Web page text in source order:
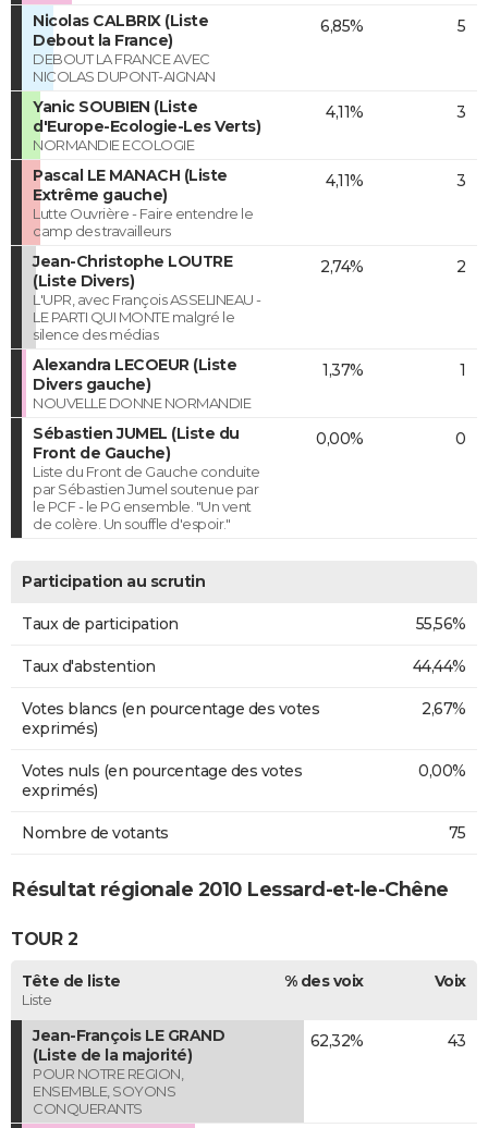
Nicolas CALBRIX (Liste
Debout la France)
DEBOUT LA FRANCE AVEC
NICOLAS DUPONT-AIGNAN
6,85% 5
Yanic SOUBIEN (Liste
d'Europe-Ecologie-Les Verts)
NORMANDIE ECOLOGIE
4,11% 3
Pascal LE MANACH (Liste
Extrême gauche)
Lutte Ouvrière - Faire entendre le
camp des travailleurs
4,11% 3
Jean-Christophe LOUTRE
(Liste Divers)
L'UPR, avec François ASSELINEAU -
LE PARTI QUI MONTE malgré le
silence des médias
2,74% 2
Alexandra LECOEUR (Liste
Divers gauche)
NOUVELLE DONNE NORMANDIE
1,37% 1
Sébastien JUMEL (Liste du
Front de Gauche)
Liste du Front de Gauche conduite
par Sébastien Jumel soutenue par
le PCF - le PG ensemble. "Un vent
de colère. Un souffle d'espoir."
0,00% 0
Participation au scrutin
Taux de participation 55,56%
Taux d'abstention 44,44%
Votes blancs (en pourcentage des votes
exprimés)
2,67%
Votes nuls (en pourcentage des votes
exprimés)
0,00%
Nombre de votants 75
Résultat régionale 2010 Lessard-et-le-Chêne
TOUR 2
Tête de liste
Liste
% des voix Voix
Jean-François LE GRAND
(Liste de la majorité)
POUR NOTRE REGION,
ENSEMBLE, SOYONS
CONQUERANTS
62,32% 43